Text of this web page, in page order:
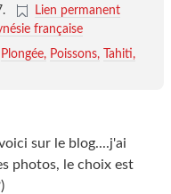
.
Lien permanent
française
Plongée Poissons
Tahiti
sur le blog....j'ai
photos, le choix est